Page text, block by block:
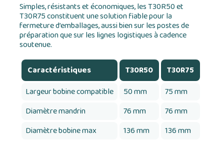
Simples, résistants et économiques, les T30R50 et
T30R75 constituent une solution fiable pour la
fermeture d’emballages, aussi bien sur les postes de
préparation que sur les lignes logistiques à cadence
soutenue.
Caractéristiques T30R50
T30R75
Largeur bobine compatible
50 mm
75 mm
Diamètre mandrin
76 mm
76 mm
Diamètre bobine max
136 mm
136 mm